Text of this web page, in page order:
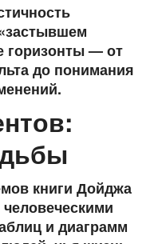
горизонты — от
до понимания
книги Дойджа
и диаграмм